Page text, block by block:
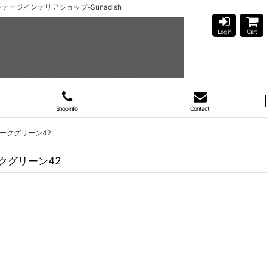
ージインテリアショップ-Sunadish
Log in Cart
Shop info Contact
クグリーン42
グリーン42